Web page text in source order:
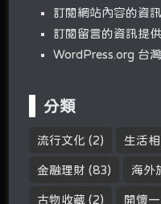
訂閱網站內容的資
訂閱留言的資訊提供
WordPress.org 台
分類
流行文化 (2) 生活
金融理財 (83) 海外
古物收藏 (2) 開懷